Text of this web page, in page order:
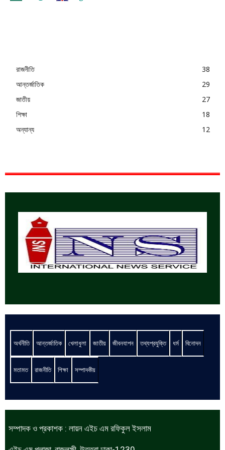
রাজনীতি
38
আন্তর্জাতিক
29
জাতীয়
27
শিক্ষা
18
অন্যান্য
12
অর্থনীতি আন্তর্জাতিক খেলাধুলা জাতীয় জীবনযাপন তথ্যপ্রযুক্তি ধর্ম বিনোদন
মতামত রাজনীতি শিক্ষা সম্পাদকীয়
সম্পাদক ও প্রকাশক : লায়ন এইচ এম রফিকুল ইসলাম